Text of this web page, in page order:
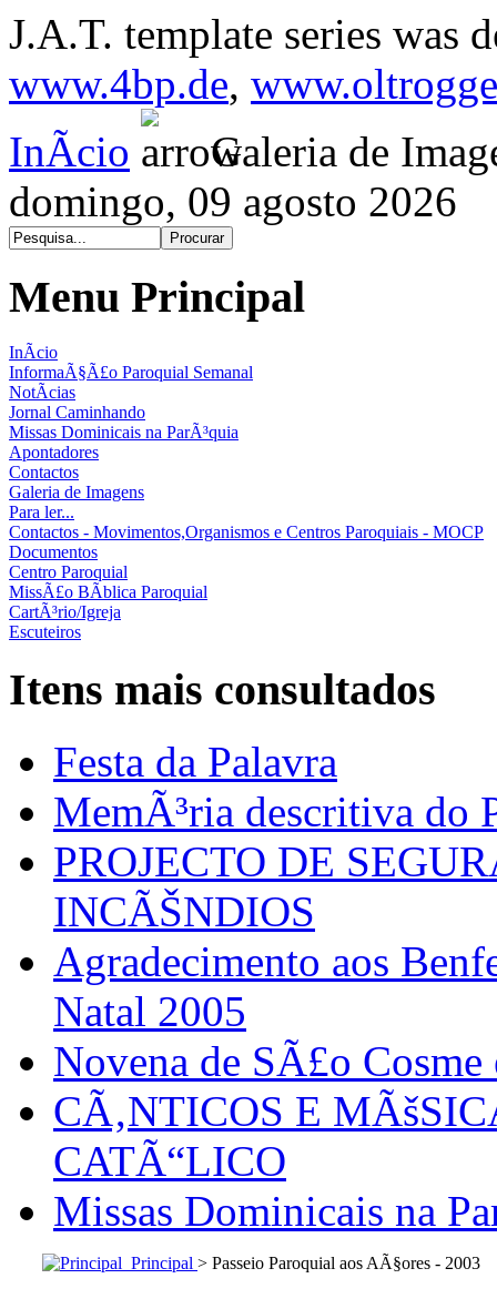
J.A.T. template series was
www.4bp.de,
InÃ­cio
Galeria de
domingo, 09 agosto 2026
Menu Principal
InÃ­cio
InformaÃ§Ã£o Paroquial Semanal
NotÃ­cias
Jornal Caminhando
Missas Dominicais na ParÃ³quia
Apontadores
Contactos
Galeria de Imagens
Para ler...
Contactos - Movimentos,Organismos e Centros Paroquiais - MOCP
Documentos
Centro Paroquial
MissÃ£o BÃ­blica Paroquial
CartÃ³rio/Igreja
Escuteiros
Itens mais consultados
Festa da Palavra
MemÃ³ria descritiva do
PROJECTO DE
INCÃŠNDIOS
Agradecimento aos
Natal 2005
Novena de SÃ£o
CÃ‚NTICOS E
CATÃ“LICO
Missas Dominicais na
Principal > Passeio Paroquial aos AÃ§ores - 2003